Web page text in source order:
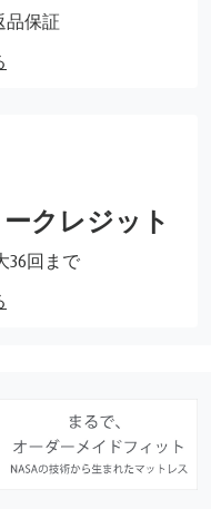
品保証
クレジット
36回まで